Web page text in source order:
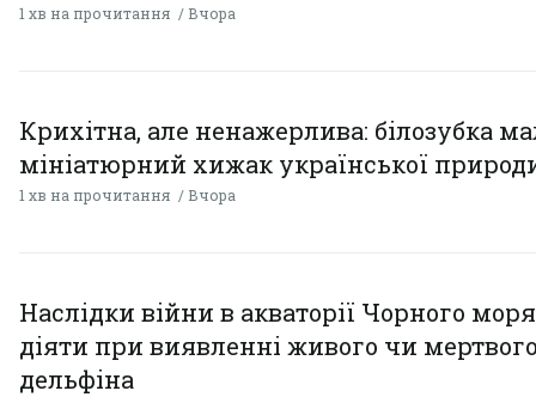
1 хв на прочитання Вчора
Крихітна, але ненажерлива: білозубка
мініатюрний хижак української
1 хв на прочитання Вчора
Наслідки війни в акваторії Чорного
діяти при виявленні живого чи
дельфіна